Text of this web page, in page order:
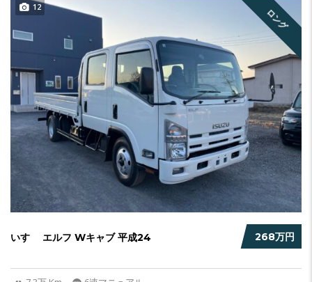
ロング
12
268万円
いすゞ エルフ Wキャブ 平成24